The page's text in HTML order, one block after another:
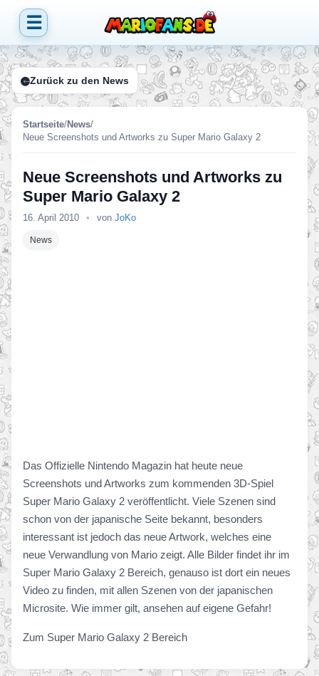
☰
Zurück zu den News
Startseite/News/
Neue Screenshots und Artworks zu Super Mario Galaxy 2
Neue Screenshots und Artworks zu
Super Mario Galaxy 2
16. April 2010 • von JoKo
News
Das Offizielle Nintendo Magazin hat heute neue
Screenshots und Artworks zum kommenden 3D-Spiel
Super Mario Galaxy 2 veröffentlicht. Viele Szenen sind
schon von der japanische Seite bekannt, besonders
interessant ist jedoch das neue Artwork, welches eine
neue Verwandlung von Mario zeigt. Alle Bilder findet ihr im
Super Mario Galaxy 2 Bereich, genauso ist dort ein neues
Video zu finden, mit allen Szenen von der japanischen
Microsite. Wie immer gilt, ansehen auf eigene Gefahr!
Zum Super Mario Galaxy 2 Bereich